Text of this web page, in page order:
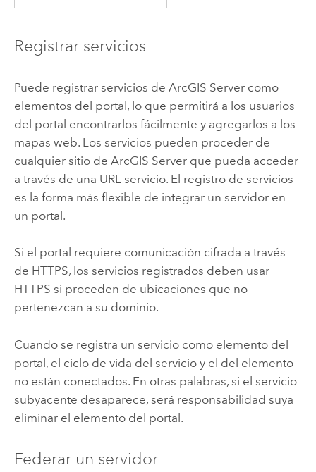
Registrar servicios
Puede registrar servicios de ArcGIS Servercomo
elementos del portal, lo que permitirá a los usuarios
del portal encontrarlos fácilmente y agregarlos a los
mapas web. Los servicios pueden proceder de
cualquier sitio de ArcGIS Serverque pueda acceder
a través de una URL servicio. El registro de servicios
es la forma más flexible de integrar un servidor en
un portal.
Si el portal requiere comunicación cifrada a través
de HTTPS, los servicios registrados deben usar
HTTPS si proceden de ubicaciones que no
pertenezcan a su dominio.
Cuando se registra un servicio como elemento del
portal, el ciclo de vida del servicio y el del elemento
no están conectados. En otras palabras, si el servicio
subyacente desaparece, será responsabilidad suya
eliminar el elemento del portal.
Federar un servidor